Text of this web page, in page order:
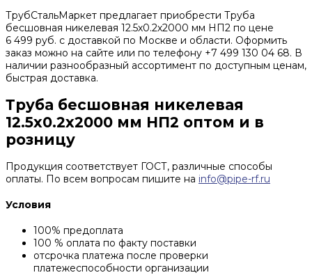
ТрубСтальМаркет предлагает приобрести Труба
бесшовная никелевая 12.5х0.2х2000 мм НП2 по цене
6 499 руб. с доставкой по Москве и области. Оформить
заказ можно на сайте или по телефону +7 499 130 04 68. В
наличии разнообразный ассортимент по доступным ценам,
быстрая доставка.
Труба бесшовная никелевая
12.5х0.2х2000 мм НП2 оптом и в
розницу
Продукция соответствует ГОСТ, различные способы
оплаты. По всем вопросам пишите на info@pipe-rf.ru
Условия
100% предоплата
100 % оплата по факту поставки
отсрочка платежа после проверки
платежеспособности организации